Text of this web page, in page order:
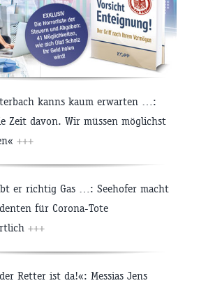
kanns kaum erwarten …:
Zeit davon. Wir müssen möglichst
+++
er richtig Gas …: Seehofer macht
für Corona-Tote
+++
Retter ist da!«: Messias Jens